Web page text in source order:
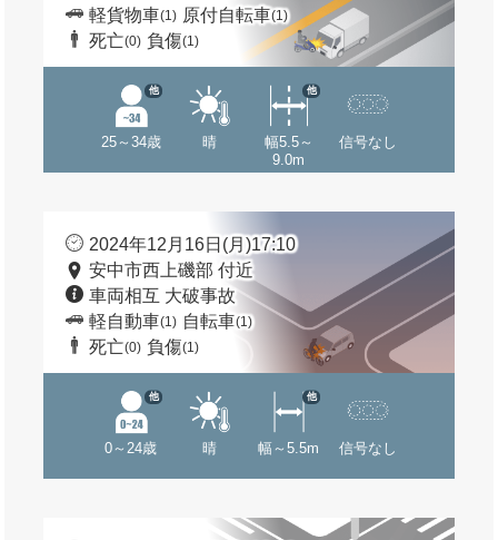
軽貨物車(1) 原付自転車(1)
死亡(0) 負傷(1)
25～34歳
他
晴
幅5.5～
9.0m
他
信号なし
2024年12月16日(月)17:10
安中市西上磯部 付近
車両相互 大破事故
軽自動車(1) 自転車(1)
死亡(0) 負傷(1)
0～24歳
他
晴 幅～5.5m
他
信号なし